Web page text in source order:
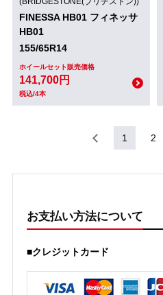
FINESSA HB01 フィネッサ
HB01
155/65R14
ホイールセット販売価格
141,700円
税込/4本
1 2
お支払い方法について
■クレジットカード